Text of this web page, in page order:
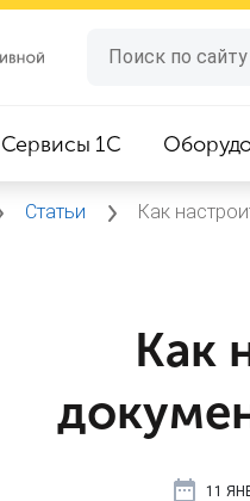
Сервисы 1C
Статьи Как
Как
11